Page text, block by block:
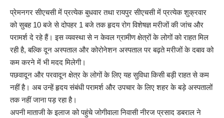
प्रेमनगर सीएचसी में प्रत्येक बुधवार तथा रायपुर सीएचसी में प्रत्येक शुक्रवार
को सुबह 10 बजे से दोपहर 1 बजे तक हृदय रोग विशेषज्ञ मरीजों की जांच और
परामर्श दे रहे हैं। इस व्यवस्था से न केवल ग्रामीण क्षेत्रों के लोगों को राहत मिल
रही है, बल्कि दून अस्पताल और कोरोनेशन अस्पताल पर बढ़ते मरीजों के दबाव को
कम करने में भी मदद मिलेगी।
पछवादून और परवादून क्षेत्र के लोगों के लिए यह सुविधा किसी बड़ी राहत से कम
नहीं है। अब उन्हें हृदय संबंधी परामर्श और उपचार के लिए शहर के बड़े अस्पतालों
तक नहीं जाना पड़ रहा है।
अपनी माताजी के इलाज को पहुंचे जोगीवाला निवासी नीरज प्रसाद डबराल ने